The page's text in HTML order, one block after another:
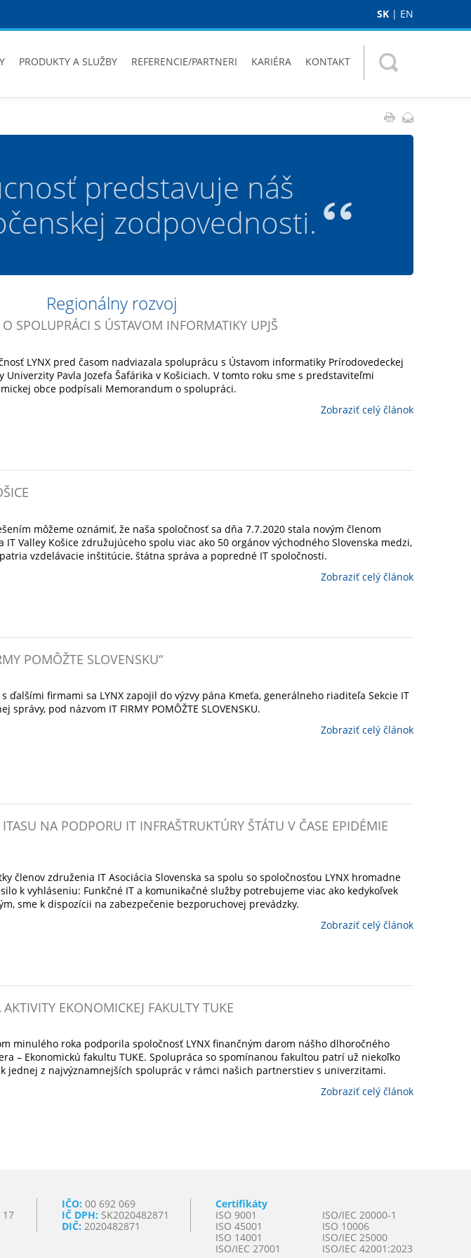
SK | EN
PRODUKTY A SLUŽBY REFERENCIE/PARTNERI KARIÉRA KONTAKT
predstavuje náš
zodpovednosti.
Regionálny rozvoj
SPOLUPRÁCI S ÚSTAVOM INFORMATIKY UPJŠ
LYNX pred časom nadviazala spoluprácu s Ústavom informatiky Prírodovedeckej
Univerzity Pavla Jozefa Šafárika v Košiciach. V tomto roku sme s predstaviteľmi
obce podpísali Memorandum o spolupráci.
Zobraziť celý článok
môžeme oznámiť, že naša spoločnosť sa dňa 7.7.2020 stala novým členom
IT Valley Košice združujúceho spolu viac ako 50 orgánov východného Slovenska medzi,
vzdelávacie inštitúcie, štátna správa a popredné IT spoločnosti.
Zobraziť celý článok
POMÔŽTE SLOVENSKU“
ďalšími firmami sa LYNX zapojil do výzvy pána Kmeťa, generálneho riaditeľa Sekcie IT
správy, pod názvom IT FIRMY POMÔŽTE SLOVENSKU.
Zobraziť celý článok
NA PODPORU IT INFRAŠTRUKTÚRY ŠTÁTU V ČASE EPIDÉMIE
členov združenia IT Asociácia Slovenska sa spolu so spoločnosťou LYNX hromadne
k vyhláseniu: Funkčné IT a komunikačné služby potrebujeme viac ako kedykoľvek
sme k dispozícii na zabezpečenie bezporuchovej prevádzky.
Zobraziť celý článok
EKONOMICKEJ FAKULTY TUKE
minulého roka podporila spoločnosť LYNX finančným darom nášho dlhoročného
– Ekonomickú fakultu TUKE. Spolupráca so spomínanou fakultou patrí už niekoľko
jednej z najvýznamnejších spoluprác v rámci našich partnerstiev s univerzitami.
Zobraziť celý článok
17
IČO: 00 692 069
IČ DPH: SK2020482871
DIČ: 2020482871
Certifikáty
ISO 9001
ISO 45001
ISO 14001
ISO/IEC 27001
ISO/IEC 20000-1
ISO 10006
ISO/IEC 25000
ISO/IEC 42001:2023